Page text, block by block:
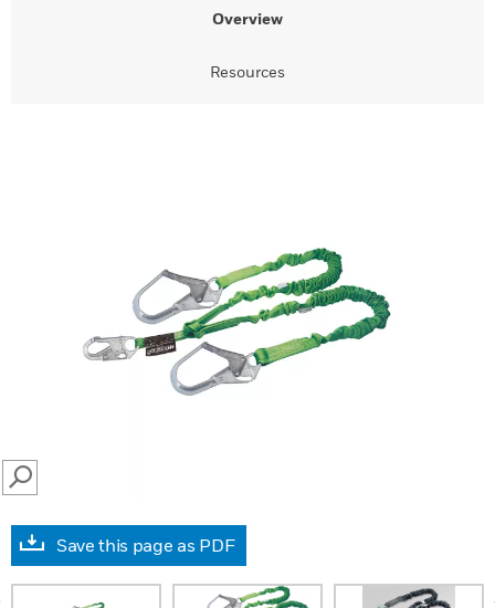
Overview
Resources
SEARCH
Save this page as PDF